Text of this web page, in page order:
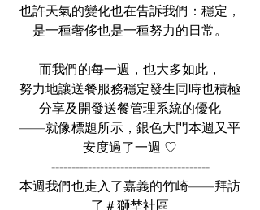
也許天氣的變化也在告訴我們：穩定，
是一種奢侈也是一種努力的日常。
而我們的每一週，也大多如此，
努力地讓送餐服務穩定發生同時也積極
分享及開發送餐管理系統的優化
——就像標題所示，銀色大門本週又平
安度過了一週 ♡
---------------------------------------
本週我們也走入了嘉義的竹崎——拜訪
了＃獅埜社區